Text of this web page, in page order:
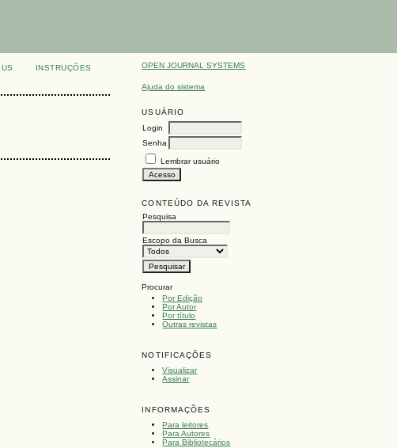
OPEN JOURNAL SYSTEMS
Ajuda do sistema
USUÁRIO
Login
Senha
Lembrar usuário
CONTEÚDO DA REVISTA
Pesquisa
Escopo da Busca
Procurar
Por Edição
Por Autor
Por título
Outras revistas
NOTIFICAÇÕES
Visualizar
Assinar
INFORMAÇÕES
Para leitores
Para Autores
Para Bibliotecários
INSTRUÇÕES